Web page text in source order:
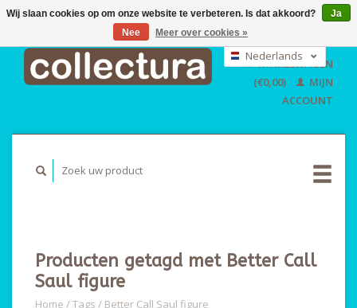
EUR
GBP
USD
Nederlands
English
WINKELWAGEN
(€0,00)
MIJN
ACCOUNT
Producten getagd met Better Call
Saul figure
Home /Tags / Better Call Saul figure
Wij slaan cookies op om onze website te verbeteren. Is dat akkoord?
Ja
Nee
Meer over cookies »